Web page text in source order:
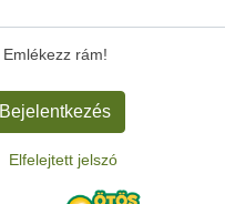
Emlékezz rám!
Elfelejtett jelszó